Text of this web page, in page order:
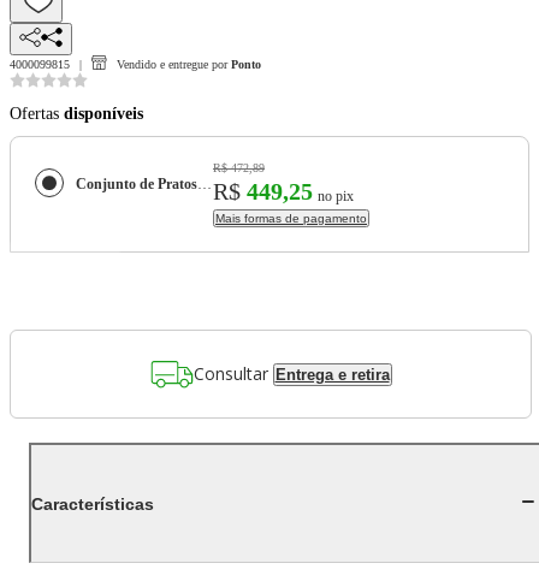
4000099815 Vendido e entregue por Ponto
Ofertas disponíveis
Conjunto de Pratos Fundos Porto Brasil Bio Breeze Azul 1,1 litros – 6 Peças
R$ 472,89
R$ 449,25 no pix
Mais formas de pagamento
Consultar Entrega e retira
Características